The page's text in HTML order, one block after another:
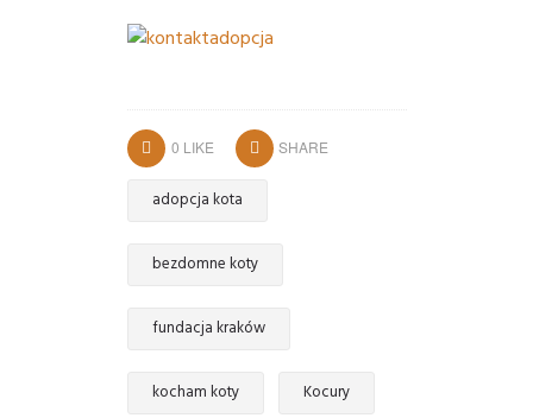
0 LIKE SHARE
adopcja kota
bezdomne koty
fundacja kraków
kocham koty Kocury